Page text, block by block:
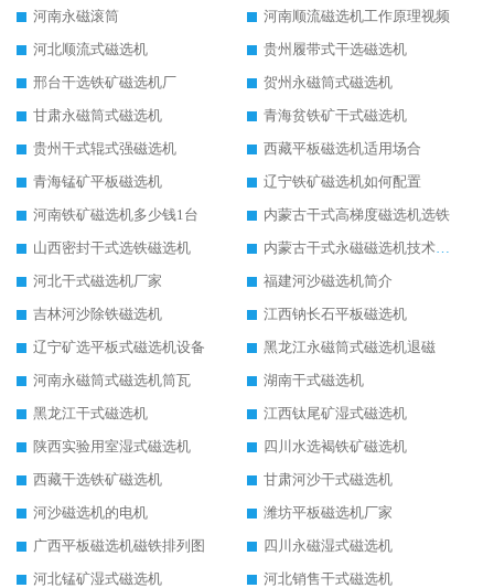
河南永磁滚筒
河南顺流磁选机工作原理视频
河北顺流式磁选机
贵州履带式干选磁选机
邢台干选铁矿磁选机厂
贺州永磁筒式磁选机
甘肃永磁筒式磁选机
青海贫铁矿干式磁选机
贵州干式辊式强磁选机
西藏平板磁选机适用场合
青海锰矿平板磁选机
辽宁铁矿磁选机如何配置
河南铁矿磁选机多少钱1台
内蒙古干式高梯度磁选机选铁
山西密封干式选铁磁选机
内蒙古干式永磁磁选机技术要求
河北干式磁选机厂家
福建河沙磁选机简介
吉林河沙除铁磁选机
江西钠长石平板磁选机
辽宁矿选平板式磁选机设备
黑龙江永磁筒式磁选机退磁
河南永磁筒式磁选机筒瓦
湖南干式磁选机
黑龙江干式磁选机
江西钛尾矿湿式磁选机
陕西实验用室湿式磁选机
四川水选褐铁矿磁选机
西藏干选铁矿磁选机
甘肃河沙干式磁选机
河沙磁选机的电机
潍坊平板磁选机厂家
广西平板磁选机磁铁排列图
四川永磁湿式磁选机
河北锰矿湿式磁选机
河北销售干式磁选机